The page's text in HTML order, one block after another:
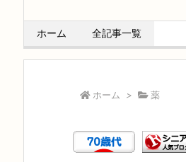
ホーム 全記事一覧
ホーム > 薬